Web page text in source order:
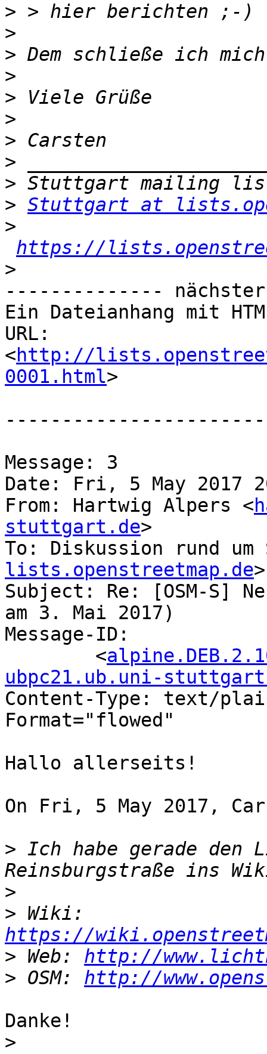
>
>
>
>
>
>
>
>
>
> Stuttgart at
>
https://
>
--------------
Ein Dateianhang mit
URL:
<http://
0001.html>
Message: 3
Date: Fri, 5 May 2017
From: Hartwig Alpers <
stuttgart.de>
To: Diskussion rund
lists.openstreetmap.de>
Subject: Re: [OSM-S]
am 3. Mai 2017)
Message-ID:
	<
ubpc21.ub.uni-
Content-Type: text/
Format="flowed"
Hallo allerseits!
On Fri, 5 May 2017,
> Ich habe gerade
>
>
https://
> Web: http://
> OSM: http://
Danke!
>